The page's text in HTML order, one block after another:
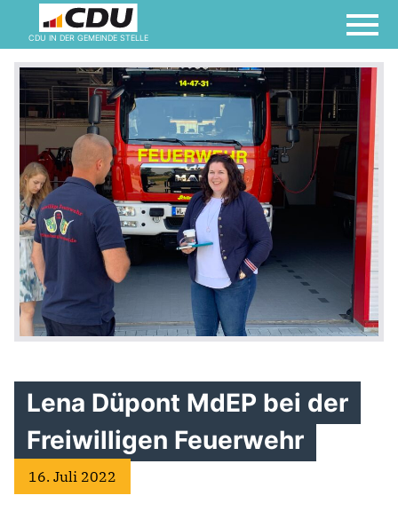
CDU IN DER GEMEINDE STELLE
Lena Düpont MdEP bei der
Freiwilligen Feuerwehr
16. Juli 2022